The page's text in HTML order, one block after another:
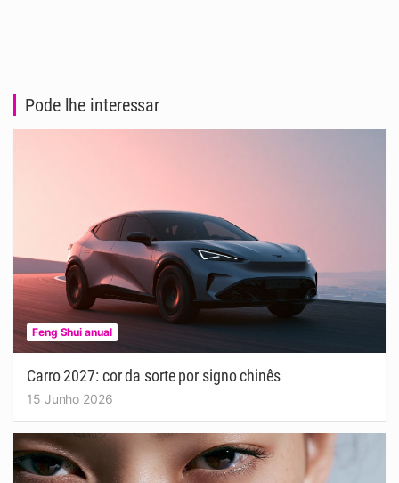
Pode lhe interessar
Feng Shui anual
Carro 2027: cor da sorte por signo chinês
15 Junho 2026